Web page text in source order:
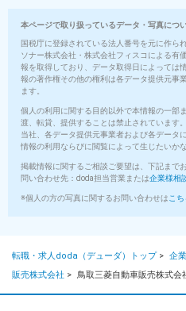
本ページで取り扱っているデータ・写真につ
国税庁に登録されている法人番号を元に作ら
ソナー株式会社・株式会社フィスコによる有
報を取得しており、データ取得日によっては
報の著作権その他の権利は各データ提供元事
ます。
個人の利用に関する目的以外で本情報の一部
渡、転貸、提供することは禁止されています。
当社、各データ提供元事業者および各データ
情報の利用ならびに閲覧によって生じたいか
掲載情報に関するご相談ご要望は、下記まで
問い合わせ先：doda担当営業または企業様相
※個人の方の写真に関するお問い合わせは こち
転職・求人doda（デューダ）トップ> 企
販売株式会社 > 鳥取三菱自動車販売株式会